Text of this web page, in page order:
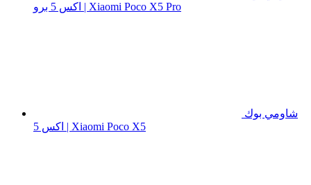
اكس 5 برو | Xiaomi Poco X5 Pro
شاومي بوك
اكس 5 | Xiaomi Poco X5